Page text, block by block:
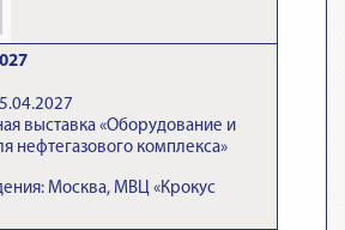
выставка «Оборудование и
нефтегазового комплекса»
Москва, МВЦ «Крокус